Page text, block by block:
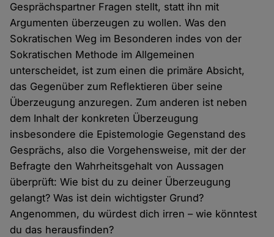
Gesprächspartner Fragen stellt, statt ihn mit
Argumenten überzeugen zu wollen. Was den
Sokratischen Weg im Besonderen indes von der
Sokratischen Methode im Allgemeinen
unterscheidet, ist zum einen die primäre Absicht,
das Gegenüber zum Reflektieren über seine
Überzeugung anzuregen. Zum anderen ist neben
dem Inhalt der konkreten Überzeugung
insbesondere die Epistemologie Gegenstand des
Gesprächs, also die Vorgehensweise, mit der der
Befragte den Wahrheitsgehalt von Aussagen
überprüft: Wie bist du zu deiner Überzeugung
gelangt? Was ist dein wichtigster Grund?
Angenommen, du würdest dich irren – wie könntest
du das herausfinden?